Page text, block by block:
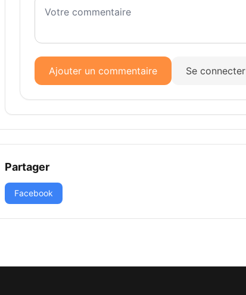
Ajouter un commentaire Se connecter
Partager
Facebook